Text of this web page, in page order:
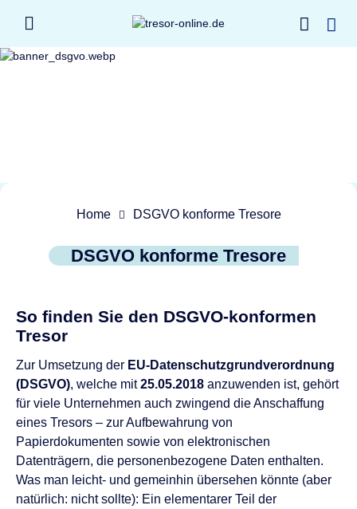
Home DSGVO konforme Tresore
DSGVO konforme Tresore
So finden Sie den DSGVO-konformen
Tresor
Zur Umsetzung der EU-Datenschutzgrundverordnung
(DSGVO), welche mit25.05.2018 anzuwenden ist, gehört
für viele Unternehmen auch zwingend die Anschaffung
eines Tresors – zur Aufbewahrung von
Papierdokumenten sowie von elektronischen
Datenträgern, die personenbezogene Daten enthalten.
Was man leicht- und gemeinhin übersehen könnte (aber
natürlich: nicht sollte): Ein elementarer Teil der